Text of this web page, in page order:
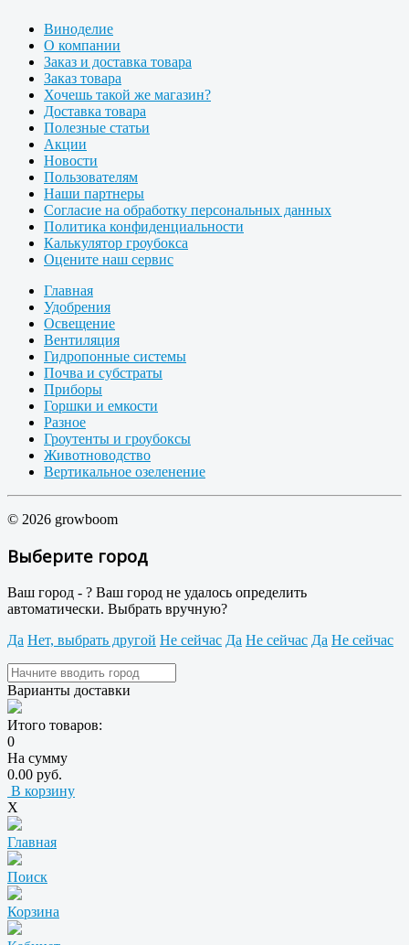
Виноделие
О компании
Заказ и доставка товара
Заказ товара
Хочешь такой же магазин?
Доставка товара
Полезные статьи
Акции
Новости
Пользователям
Наши партнеры
Согласие на обработку персональных данных
Политика конфиденциальности
Калькулятор гроубокса
Оцените наш сервис
Главная
Удобрения
Освещение
Вентиляция
Гидропонные системы
Почва и субстраты
Приборы
Горшки и емкости
Разное
Гроутенты и гроубоксы
Животноводство
Вертикальное озеленение
© 2026 growboom
Выберите город
Ваш город - ? Ваш город не удалось определить
автоматически. Выбрать вручную?
Да Нет, выбрать другой Не сейчас Да Не сейчас Да Не сейчас
Варианты доставки
Итого товаров:
0
На сумму
0.00 руб.
В корзину
X
Главная
Поиск
Корзина